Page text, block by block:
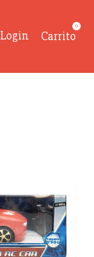
Login Carrito
0